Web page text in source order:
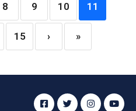
8 9 10 11
15 › »